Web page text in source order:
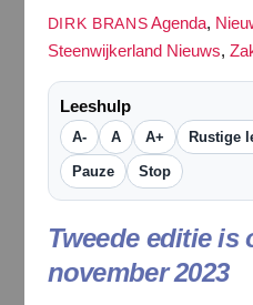
DIRK BRANS Agenda,
Steenwijkerland Nieuws,
Leeshulp
A- A A+ Rustige
Pauze Stop
Tweede editie is
november 2023